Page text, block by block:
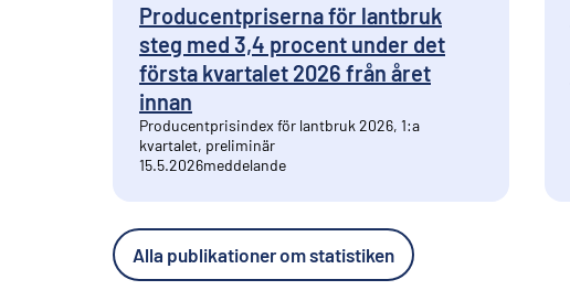
Producentpriserna för lantbruk
steg med 3,4 procent under det
första kvartalet 2026 från året
innan
Producentprisindex för lantbruk 2026, 1:a
kvartalet, preliminär
15.5.2026meddelande
Alla publikationer om statistiken